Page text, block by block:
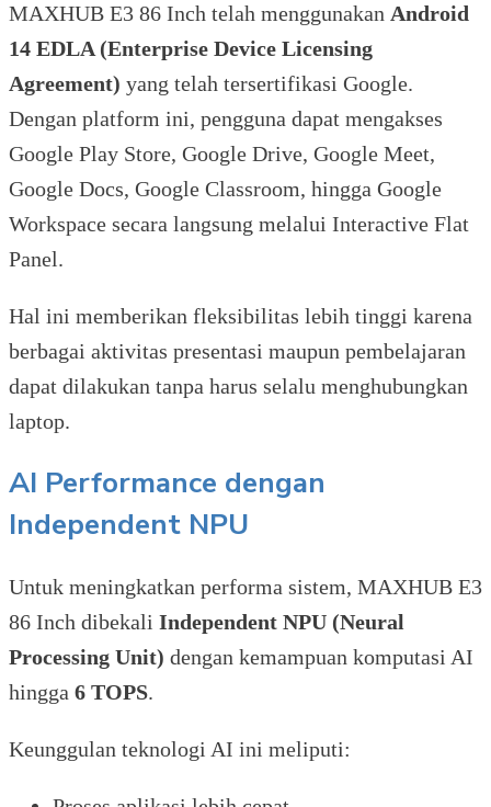
MAXHUB E3 86 Inch telah menggunakan Android
14 EDLA (Enterprise Device Licensing
Agreement) yang telah tersertifikasi Google.
Dengan platform ini, pengguna dapat mengakses
Google Play Store, Google Drive, Google Meet,
Google Docs, Google Classroom, hingga Google
Workspace secara langsung melalui Interactive Flat
Panel.
Hal ini memberikan fleksibilitas lebih tinggi karena
berbagai aktivitas presentasi maupun pembelajaran
dapat dilakukan tanpa harus selalu menghubungkan
laptop.
AI Performance dengan
Independent NPU
Untuk meningkatkan performa sistem, MAXHUB E3
86 Inch dibekali Independent NPU (Neural
Processing Unit) dengan kemampuan komputasi AI
hingga 6 TOPS.
Keunggulan teknologi AI ini meliputi: